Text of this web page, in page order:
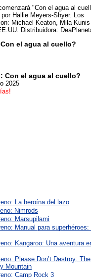
"Con el agua al
Hallie Meyers-Shyer. Los
Michael Keaton, Mila
Distribuidora:
el agua al cuello?
Con el agua al cuello?
2025
La heroína del lazo
Nimrods
Marsupilami
Manual para superhéroes:
Kangaroo: Una aventura
Please Don’t Destroy: The
Mountain
Camp Rock 3